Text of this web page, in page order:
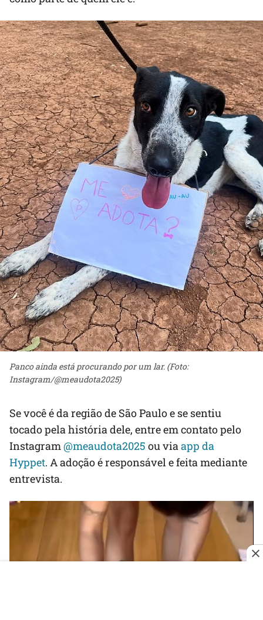
Panco ainda está procurando por um lar. (Foto:
Instagram/@meaudota2025)
Se você é da região de São Paulo e se sentiu
tocado pela história dele, entre em contato pelo
Instagram@meaudota2025 ou via app da
Hyppet. A adoção é responsável e feita mediante
entrevista.